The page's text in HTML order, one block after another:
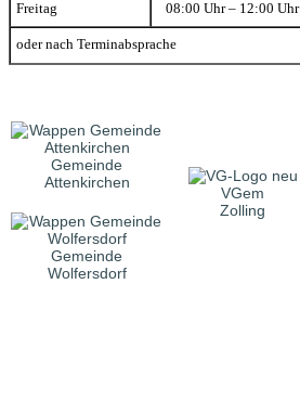
Freitag 08:00 Uhr – 12:00 Uhr
oder nach Terminabsprache
Gemeinde
Attenkirchen
VGem
Zolling
Gemeinde
Wolfersdorf